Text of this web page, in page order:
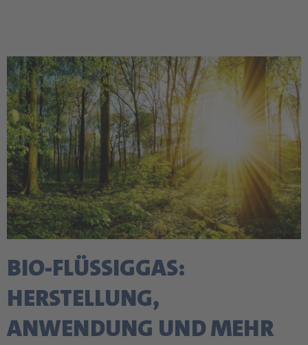
BIO-FLÜSSIGGAS:
HERSTELLUNG,
ANWENDUNG UND MEHR